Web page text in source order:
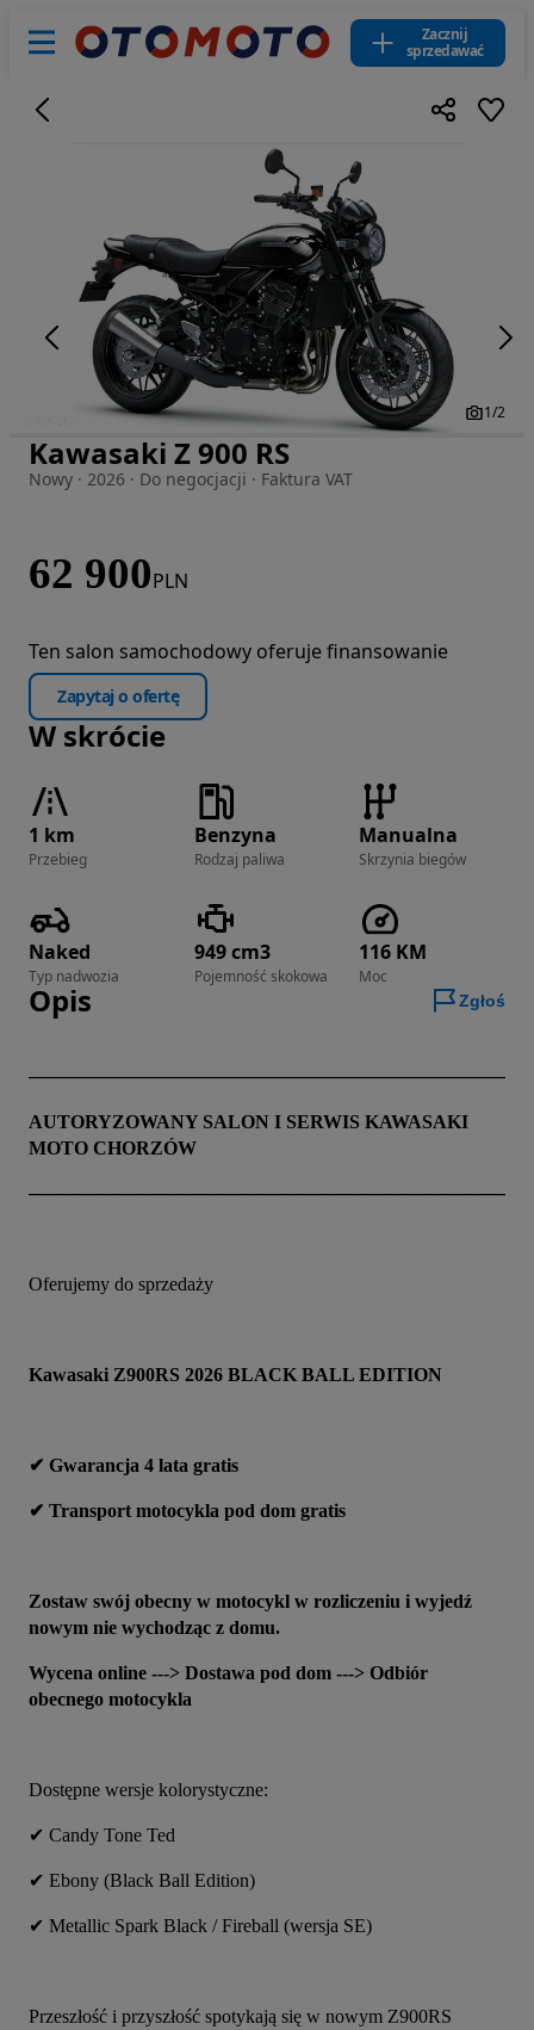
Zacznij
sprzedawać
Zdjęcie 1 z 2
1/2
Kawasaki Z 900 RS
Nowy · 2026 · Do negocjacji · Faktura VAT
62 900PLN
Ten salon samochodowy oferuje finansowanie
Zapytaj o ofertę
W skrócie
1 km
Przebieg
Benzyna
Rodzaj paliwa
Manualna
Skrzynia biegów
Naked
Typ nadwozia
949 cm3
Pojemność skokowa
116 KM
Moc
Opis Zgłoś
AUTORYZOWANY SALON I SERWIS KAWASAKI
MOTO CHORZÓW
Oferujemy do sprzedaży
Kawasaki Z900RS 2026 BLACK BALL EDITION
✔ Gwarancja 4 lata gratis
✔ Transport motocykla pod dom gratis
Zostaw swój obecny w motocykl w rozliczeniu i wyjedź
nowym nie wychodząc z domu.
Wycena online ---> Dostawa pod dom ---> Odbiór
obecnego motocykla
Dostępne wersje kolorystyczne:
✔ Candy Tone Ted
✔ Ebony (Black Ball Edition)
✔ Metallic Spark Black / Fireball (wersja SE)
Przeszłość i przyszłość spotykają się w nowym Z900RS